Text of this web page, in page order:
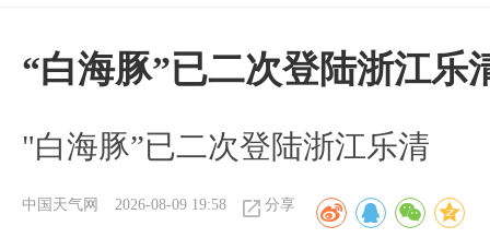
“白海豚”已二次登陆浙江乐
"白海豚”已二次登陆浙江乐清
中国天气网 2026-08-09 19:58 分享